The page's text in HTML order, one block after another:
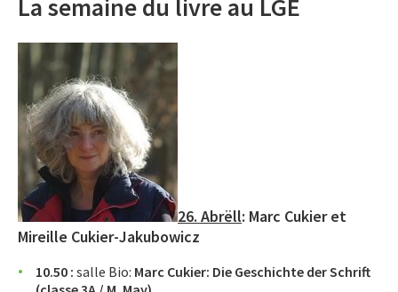
La semaine du livre au LGE
26. Abrëll: Marc Cukier et
Mireille Cukier-Jakubowicz
10.50 : salle Bio: Marc Cukier: Die Geschichte der Schrift